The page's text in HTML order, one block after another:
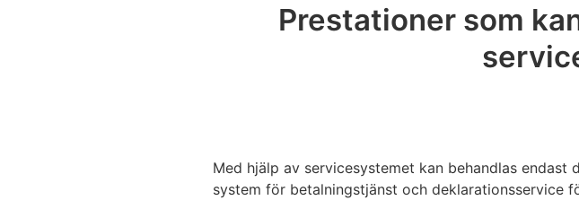
Prestationer som
Med hjälp av servicesystemet kan behandlas
system för betalningstjänst och deklarationsservice